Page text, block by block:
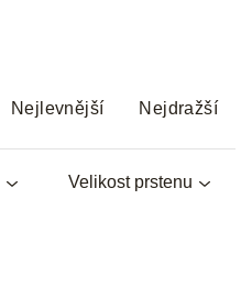
Nejlevnější Nejdražší
Velikost prstenu